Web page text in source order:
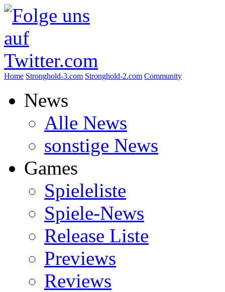
Home Stronghold-3.com Stronghold-2.com Community
News
Alle News
sonstige News
Games
Spieleliste
Spiele-News
Release Liste
Previews
Reviews